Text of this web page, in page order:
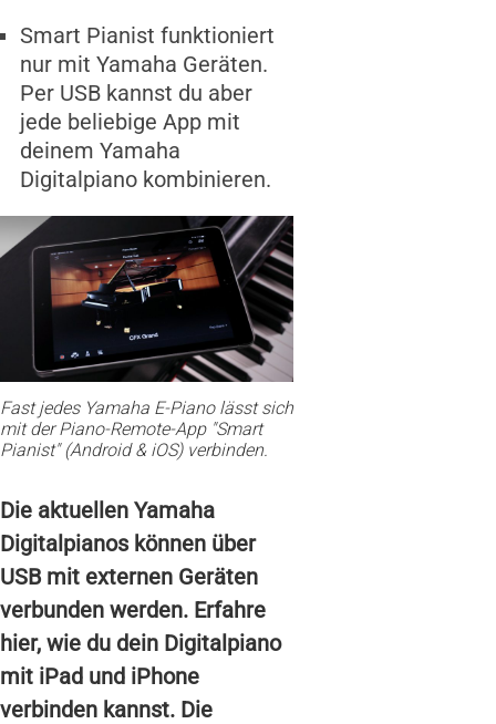
Smart Pianist funktioniert
nur mit Yamaha Geräten.
Per USB kannst du aber
jede beliebige App mit
deinem Yamaha
Digitalpiano kombinieren.
Fast jedes Yamaha E-Piano lässt sich
mit der Piano-Remote-App "Smart
Pianist" (Android & iOS) verbinden.
Die aktuellen Yamaha
Digitalpianos können über
USB mit externen Geräten
verbunden werden. Erfahre
hier, wie du dein Digitalpiano
mit iPad und iPhone
verbinden kannst. Die